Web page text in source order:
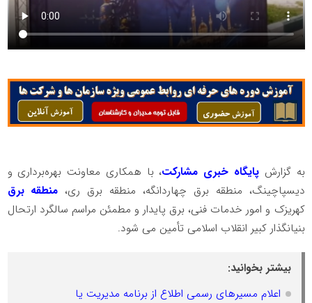
به گزارشپایگاه خبری مشارکت، با همکاری معاونت بهره‌برداری و
دیسپاچینگ، منطقه برق چهاردانگه، منطقه برق ری، منطقه برق
کهریزک و امور خدمات فنی، برق پایدار و مطمئن مراسم سالگرد ارتحال
بنیانگذار کبیر انقلاب اسلامی تأمین می شود.
بیشتر بخوانید:
اعلام مسیرهای رسمی اطلاع از برنامه مدیریت یا